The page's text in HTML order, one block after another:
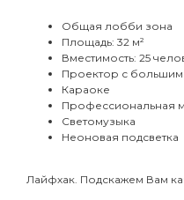
Общая лобби зона
Площадь: 32 м²
Вместимость: 25
Проектор с
Караоке
Профессиональная
Светомузыка
Неоновая подсветка
Лайфхак. Подскажем Вам